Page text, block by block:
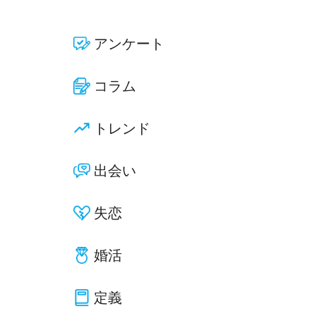
アンケート
コラム
トレンド
出会い
失恋
婚活
定義